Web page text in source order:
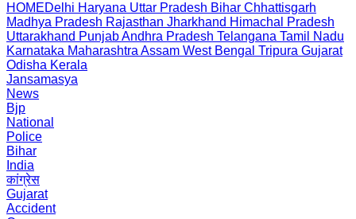
HOMEDelhi Haryana Uttar Pradesh Bihar Chhattisgarh
Madhya Pradesh Rajasthan Jharkhand Himachal Pradesh
Uttarakhand PunjabAndhra Pradesh Telangana Tamil Nadu
Karnataka Maharashtra Assam West Bengal Tripura Gujarat
Odisha Kerala
Jansamasya
News
Bjp
National
Police
Bihar
India
कांग्रेस
Gujarat
Accident